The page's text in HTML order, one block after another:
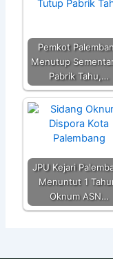
Pemkot
Menutup
Pabrik Tahu,…
JPU Kejari
Menuntut 1
Oknum ASN…